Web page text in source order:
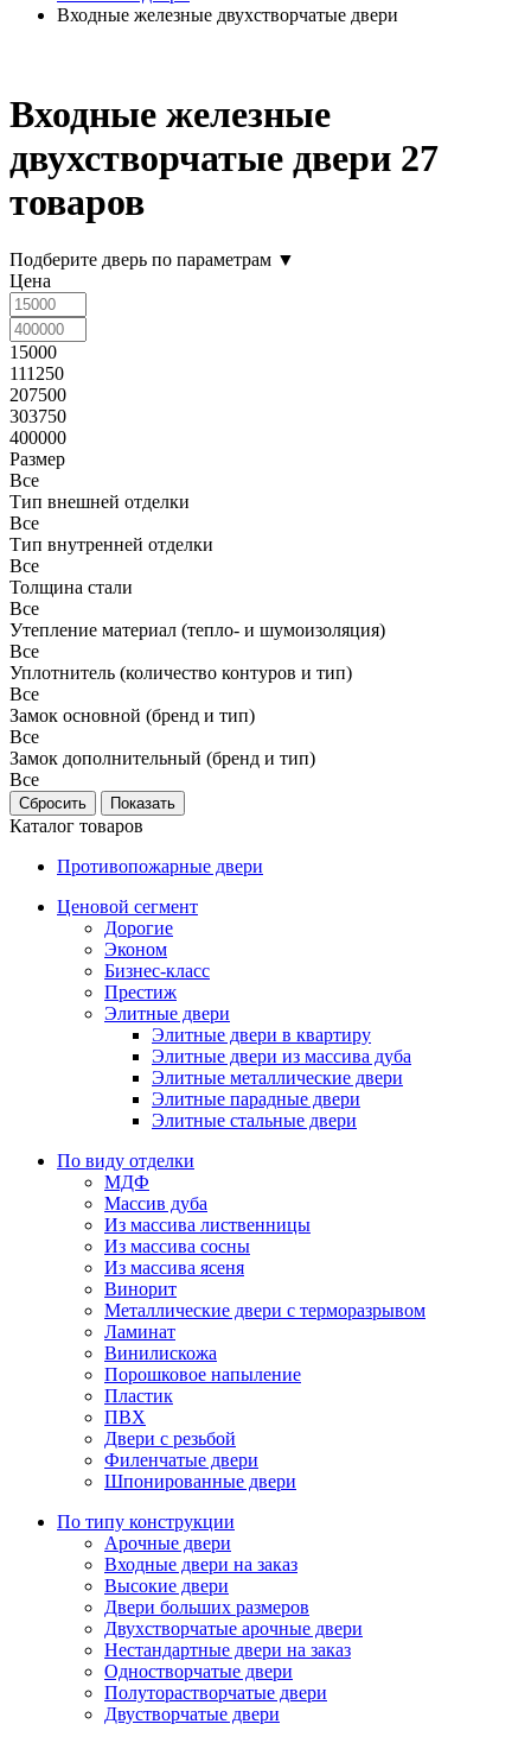
Входные железные двухстворчатые двери
Входные железные
двухстворчатые двери 27
товаров
Подберите дверь по параметрам ▼
Цена
15000
111250
207500
303750
400000
Размер
Все
Тип внешней отделки
Все
Тип внутренней отделки
Все
Толщина стали
Все
Утепление материал (тепло- и шумоизоляция)
Все
Уплотнитель (количество контуров и тип)
Все
Замок основной (бренд и тип)
Все
Замок дополнительный (бренд и тип)
Все
Каталог товаров
Противопожарные двери
Ценовой сегмент
Дорогие
Эконом
Бизнес-класс
Престиж
Элитные двери
Элитные двери в квартиру
Элитные двери из массива дуба
Элитные металлические двери
Элитные парадные двери
Элитные стальные двери
По виду отделки
МДФ
Массив дуба
Из массива лиственницы
Из массива сосны
Из массива ясеня
Винорит
Металлические двери с терморазрывом
Ламинат
Винилискожа
Порошковое напыление
Пластик
ПВХ
Двери с резьбой
Филенчатые двери
Шпонированные двери
По типу конструкции
Арочные двери
Входные двери на заказ
Высокие двери
Двери больших размеров
Двухстворчатые арочные двери
Нестандартные двери на заказ
Одностворчатые двери
Полуторастворчатые двери
Двустворчатые двери